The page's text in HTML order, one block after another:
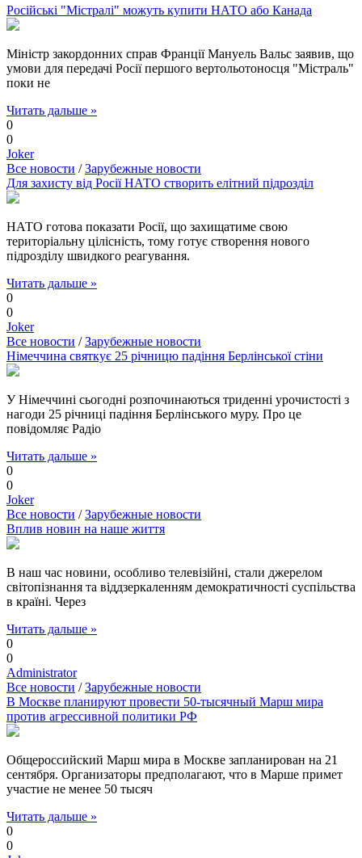
Російські "Містралі" можуть купити НАТО або Канада
Міністр закордонних справ Франції Мануель Вальс заявив, що
умови для передачі Росії першого вертольотоносця "Містраль"
поки не
Читать дальше »
0
0
Joker
Все новости /Зарубежные новости
Для захисту від Росії НАТО створить елітний підрозділ
НАТО готова показати Росії, що захищатиме свою
територіальну цілісність, тому готує створення нового
підрозділу швидкого реагування.
Читать дальше »
0
0
Joker
Все новости /Зарубежные новости
Німеччина святкує 25 річницю падіння Берлінської стіни
У Німеччині сьогодні розпочинаються триденні урочистості з
нагоди 25 річниці падіння Берлінського муру. Про це
повідомляє Радіо
Читать дальше »
0
0
Joker
Все новости /Зарубежные новости
Вплив новин на наше життя
В наш час новини, особливо телевізійні, стали джерелом
світопізнання та віддзеркаленням демократичності суспільства
в країні. Через
Читать дальше »
0
0
Administrator
Все новости /Зарубежные новости
В Москве планируют провести 50-тысячный Марш мира
против агрессивной политики РФ
Общероссийский Марш мира в Москве запланирован на 21
сентября. Организаторы предполагают, что в Марше примет
участие не менее 50 тысяч
Читать дальше »
0
0